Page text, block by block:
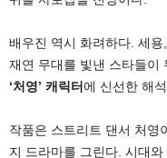
배우진 역시 화려하다. 세
재연 무대를 빛낸 스타들이
‘처영’ 캐릭터에 신선한 해
작품은 스트리트 댄서 처영
지 드라마를 그린다. 시대